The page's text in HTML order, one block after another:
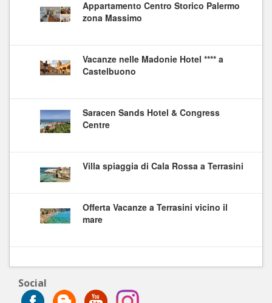
Appartamento Centro Storico Palermo
zona Massimo
Vacanze nelle Madonie Hotel **** a
Castelbuono
Saracen Sands Hotel & Congress
Centre
Villa spiaggia di Cala Rossa a Terrasini
Offerta Vacanze a Terrasini vicino il
mare
Social